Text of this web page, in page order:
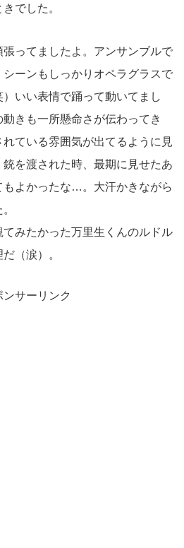
でした。
ってましたよ。アンサンブルで
ーンもしっかりオペラグラスで
いい表情で踊って動いてまし
きも一所懸命さが伝わってき
ている雰囲気が出てるように見
を渡された時、最期に見せたあ
もよかったな…。大汗かきながら
みたかった万里生くんのルドル
（涙）。
ンサーリンク